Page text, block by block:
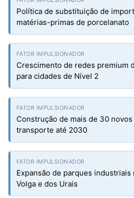
Política de substituição de
matérias-primas de porcelanato
Crescimento de redes premium
para cidades de Nível 2
Construção de mais de 30
transporte até 2030
Expansão de parques
Volga e dos Urais